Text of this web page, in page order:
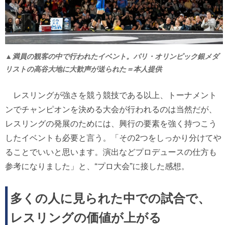
▲満員の観客の中で行われたイベント。パリ・オリンピック銀メダ
リストの高谷大地に大歓声が送られた＝本人提供
レスリングが強さを競う競技である以上、トーナメント
ンでチャンピオンを決める大会が行われるのは当然だが、
レスリングの発展のためには、興行の要素を強く持つこう
したイベントも必要と言う。「その2つをしっかり分けてや
ることでいいと思います。演出などプロデュースの仕方も
参考になりました」と、“プロ大会”に接した感想。
多くの人に見られた中での試合で、
レスリングの価値が上がる